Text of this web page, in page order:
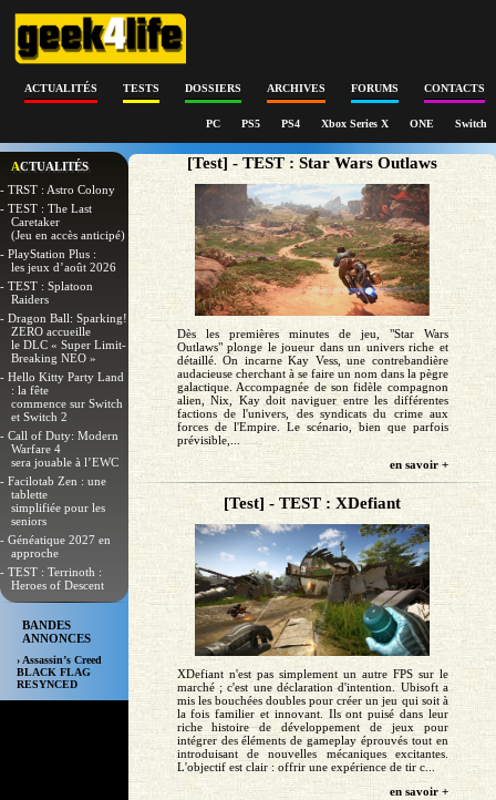
ACTUALITÉS TESTS DOSSIERS ARCHIVES FORUMS CONTACTS
PC PS5 PS4 Xbox Series X ONE Switch
ACTUALITÉS
- TRST : Astro Colony
- TEST : The Last
Caretaker
(Jeu en accès anticipé)
- PlayStation Plus :
les jeux d’août 2026
- TEST : Splatoon
Raiders
- Dragon Ball: Sparking!
ZERO accueille
le DLC « Super Limit-
Breaking NEO »
- Hello Kitty Party Land
: la fête
commence sur Switch
et Switch 2
- Call of Duty: Modern
Warfare 4
sera jouable à l’EWC
- Facilotab Zen : une
tablette
simplifiée pour les
seniors
- Généatique 2027 en
approche
- TEST : Terrinoth :
Heroes of Descent
BANDES
ANNONCES
› Assassin’s Creed
BLACK FLAG
RESYNCED
[Test] - TEST : Star Wars Outlaws
Dès les premières minutes de jeu, "Star Wars
Outlaws" plonge le joueur dans un univers riche et
détaillé. On incarne Kay Vess, une contrebandière
audacieuse cherchant à se faire un nom dans la pègre
galactique. Accompagnée de son fidèle compagnon
alien, Nix, Kay doit naviguer entre les différentes
factions de l'univers, des syndicats du crime aux
forces de l'Empire. Le scénario, bien que parfois
prévisible,...
en savoir +
[Test] - TEST : XDefiant
XDefiant n'est pas simplement un autre FPS sur le
marché ; c'est une déclaration d'intention. Ubisoft a
mis les bouchées doubles pour créer un jeu qui soit à
la fois familier et innovant. Ils ont puisé dans leur
riche histoire de développement de jeux pour
intégrer des éléments de gameplay éprouvés tout en
introduisant de nouvelles mécaniques excitantes.
L'objectif est clair : offrir une expérience de tir c...
en savoir +